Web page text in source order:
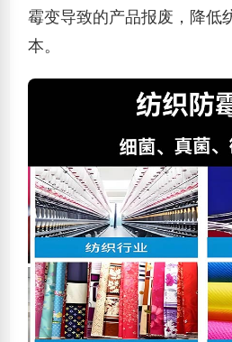
霉变导致的产品报废，降低
本。